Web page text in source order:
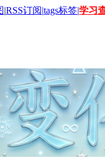
|RSS订阅|tags标签|学习